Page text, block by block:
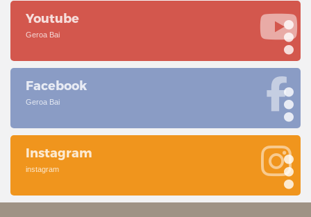
Youtube
Geroa Bai
Facebook
Geroa Bai
Instagram
instagram